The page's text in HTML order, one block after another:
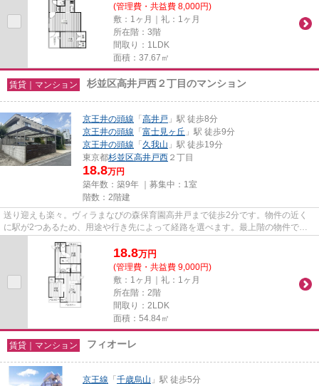
(管理費・共益費 8,000円)
敷：1ヶ月｜礼：1ヶ月
所在階：3階
間取り：1LDK
面積：37.67㎡
賃貸｜マンション 杉並区高井戸西２丁目のマンション
京王井の頭線 「高井戸 」駅 徒歩8分
京王井の頭線 「富士見ヶ丘 」駅 徒歩9分
京王井の頭線 「久我山 」駅 徒歩19分
東京都杉並区高井戸西 ２丁目
18.8万円
築年数：築9年 ｜募集中： 1室
階数：2階建
送り迎えも楽々。ヴィラまなびの森保育園高井戸まで徒歩2分です。物件の近く
に駅が2つあるため、用途や行き先によって経路を選べます。最上階の物件で
す。造りとデザインに関して、自...
18.8万円
(管理費・共益費 9,000円)
敷：1ヶ月｜礼：1ヶ月
所在階：2階
間取り：2LDK
面積：54.84㎡
賃貸｜マンション フィオーレ
京王線 「千歳烏山 」駅 徒歩5分